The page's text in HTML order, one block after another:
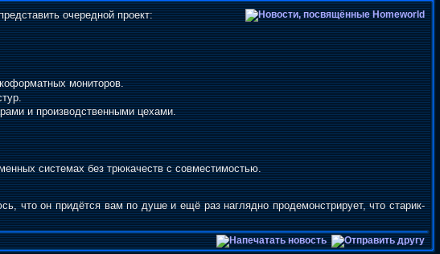
очередной проект:
мониторов.
и производственными цехами.
системах без трюкачеств с совместимостью.
что он придётся вам по душе и ещё раз наглядно продемонстрирует, что старик-